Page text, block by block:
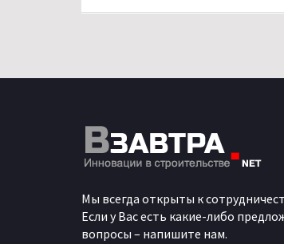
Мы всегда открыты к
Если у Вас есть какие-либо
вопросы – напишите нам.